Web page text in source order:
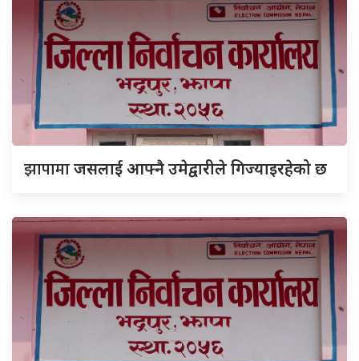
झापामाजसलाई आफ्नै उमेद्वारीले गिज्याइरहेको छ